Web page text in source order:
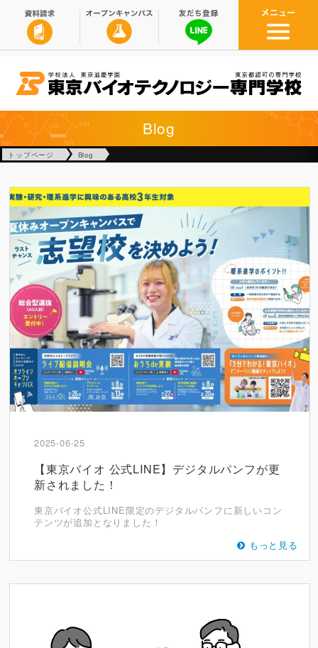
Blog
トップページ Blog
2025-06-25
【東京バイオ 公式LINE】デジタルパンフが更
新されました！
東京バイオ公式LINE限定のデジタルパンフに新しいコン
テンツが追加となりました！
もっと見る